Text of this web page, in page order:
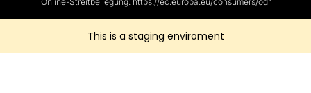
This is a staging enviroment